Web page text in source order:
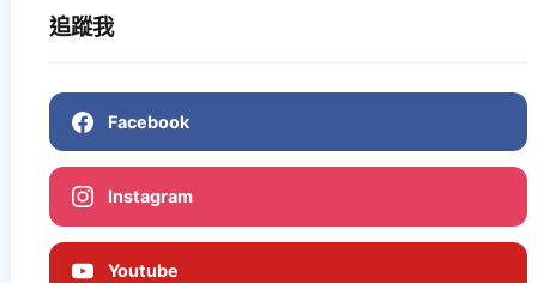
追蹤我
Facebook
Instagram
Youtube